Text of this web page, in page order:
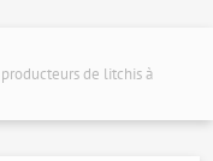
de litchis à